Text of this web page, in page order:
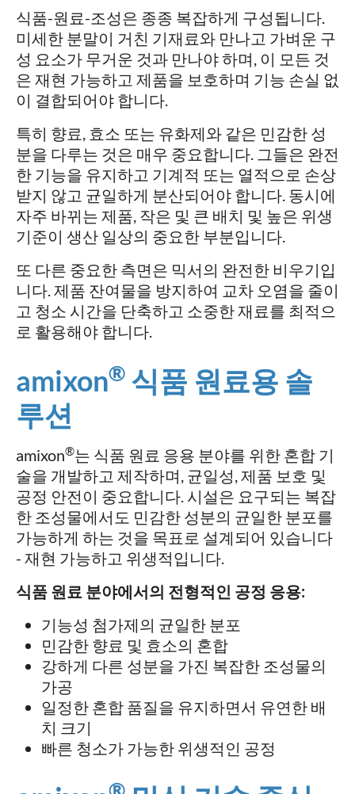
식품-원료-조성은 종종 복잡하게 구성됩니다.
미세한 분말이 거친 기재료와 만나고 가벼운 구
성 요소가 무거운 것과 만나야 하며, 이 모든 것
은 재현 가능하고 제품을 보호하며 기능 손실 없
이 결합되어야 합니다.
특히 향료, 효소 또는 유화제와 같은 민감한 성
분을 다루는 것은 매우 중요합니다. 그들은 완전
한 기능을 유지하고 기계적 또는 열적으로 손상
받지 않고 균일하게 분산되어야 합니다. 동시에
자주 바뀌는 제품, 작은 및 큰 배치 및 높은 위생
기준이 생산 일상의 중요한 부분입니다.
또 다른 중요한 측면은 믹서의 완전한 비우기입
니다. 제품 잔여물을 방지하여 교차 오염을 줄이
고 청소 시간을 단축하고 소중한 재료를 최적으
로 활용해야 합니다.
amixon® 식품 원료용 솔
루션
amixon®는 식품 원료 응용 분야를 위한 혼합 기
술을 개발하고 제작하며, 균일성, 제품 보호 및
공정 안전이 중요합니다. 시설은 요구되는 복잡
한 조성물에서도 민감한 성분의 균일한 분포를
가능하게 하는 것을 목표로 설계되어 있습니다
- 재현 가능하고 위생적입니다.
식품 원료 분야에서의 전형적인 공정 응용:
기능성 첨가제의 균일한 분포
민감한 향료 및 효소의 혼합
강하게 다른 성분을 가진 복잡한 조성물의
가공
일정한 혼합 품질을 유지하면서 유연한 배
치 크기
빠른 청소가 가능한 위생적인 공정